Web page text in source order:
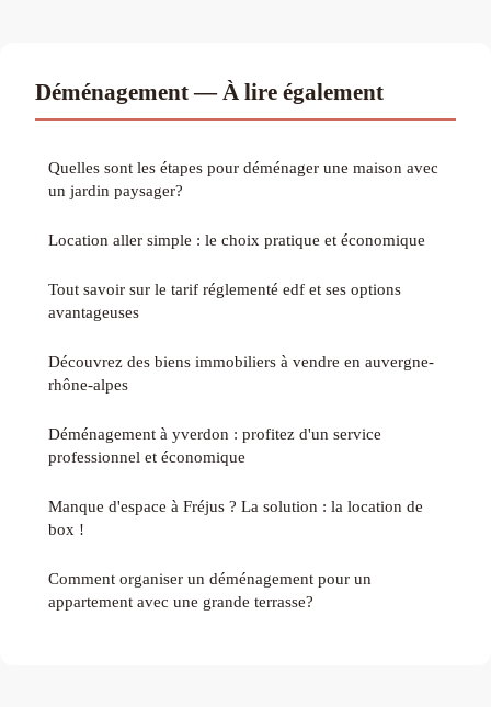
Déménagement — À lire également
Quelles sont les étapes pour déménager une maison avec
un jardin paysager?
Location aller simple : le choix pratique et économique
Tout savoir sur le tarif réglementé edf et ses options
avantageuses
Découvrez des biens immobiliers à vendre en auvergne-
rhône-alpes
Déménagement à yverdon : profitez d'un service
professionnel et économique
Manque d'espace à Fréjus ? La solution : la location de
box !
Comment organiser un déménagement pour un
appartement avec une grande terrasse?